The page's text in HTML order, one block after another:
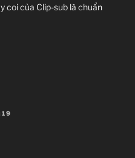
coi của Clip-sub là chuẩn